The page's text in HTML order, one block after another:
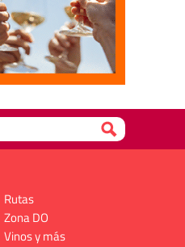
Rutas
Zona DO
Vinos y más